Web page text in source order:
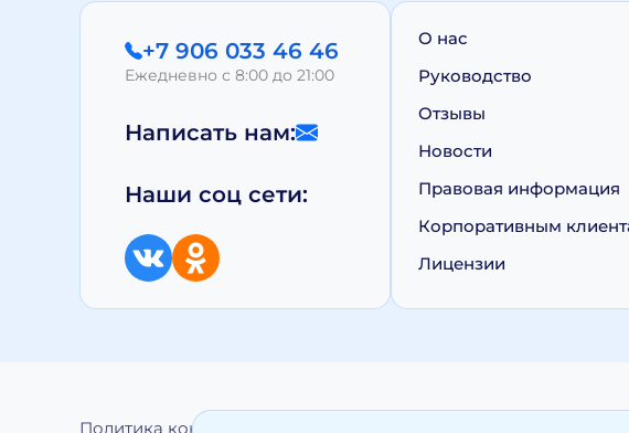
+7 906 033 46 46
Ежедневно с 8:00 до 21:00
Написать нам:
Наши соц сети:
О нас
Руководство
Отзывы
Новости
Правовая информация
Корпоративным
Лицензии
Политика конфиденциальности